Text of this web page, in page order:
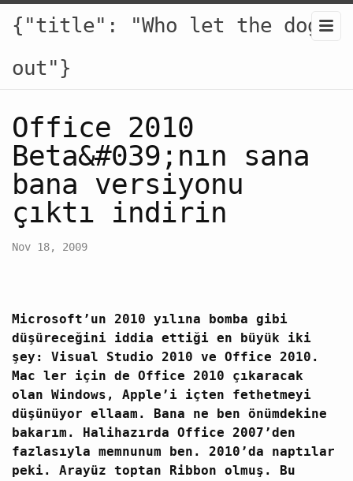
{"title": "Who let the dogs
out"}
Office 2010
Beta&#039;nın sana
bana versiyonu
çıktı indirin
Nov 18, 2009
Microsoft’un 2010 yılına bomba gibi
düşüreceğini iddia ettiği en büyük iki
şey: Visual Studio 2010 ve Office 2010.
Mac ler için de Office 2010 çıkaracak
olan Windows, Apple’i içten fethetmeyi
düşünüyor ellaam. Bana ne ben önümdekine
bakarım. Halihazırda Office 2007’den
fazlasıyla memnunum ben. 2010’da naptılar
peki. Arayüz toptan Ribbon olmuş. Bu